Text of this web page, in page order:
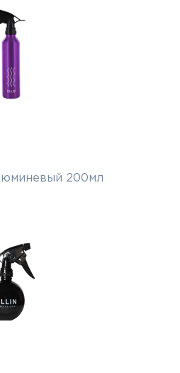
200мл